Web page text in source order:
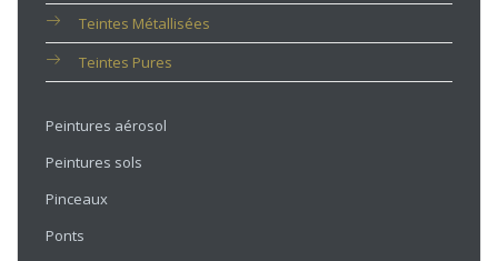
Teintes Métallisées
Teintes Pures
Peintures aérosol
Peintures sols
Pinceaux
Ponts